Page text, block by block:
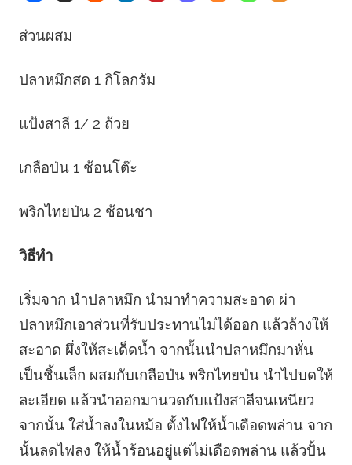
ส่วนผสม
ปลาหมึกสด 1 กิโลกรัม
แป้งสาลี 1/ 2 ถ้วย
เกลือป่น 1 ช้อนโต๊ะ
พริกไทยป่น 2 ช้อนชา
วิธีทำ
เริ่มจาก นำปลาหมึก นำมาทำความสะอาด ผ่า
ปลาหมึกเอาส่วนที่รับประทานไม่ได้ออก แล้วล้างให้
สะอาด ผึ่งให้สะเด็ดน้ำ จากนั้นนำปลาหมึกมาหั่น
เป็นชิ้นเล็ก ผสมกับเกลือป่น พริกไทยป่น นำไปบดให้
ละเอียด แล้วนำออกมานวดกับแป้งสาลีจนเหนียว
จากนั้น ใส่น้ำลงในหม้อ ตั้งไฟให้น้ำเดือดพล่าน จาก
นั้นลดไฟลง ให้น้ำร้อนอยู่แต่ไม่เดือดพล่าน แล้วปั้น